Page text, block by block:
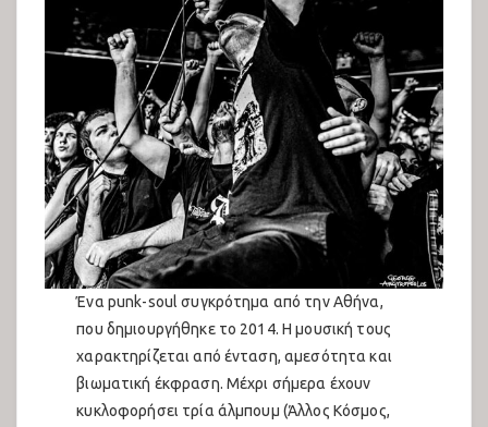
Ένα punk-soul συγκρότημα από την Αθήνα,
που δημιουργήθηκε το 2014. Η μουσική τους
χαρακτηρίζεται από ένταση, αμεσότητα και
βιωματική έκφραση. Μέχρι σήμερα έχουν
κυκλοφορήσει τρία άλμπουμ (Άλλος Κόσμος,